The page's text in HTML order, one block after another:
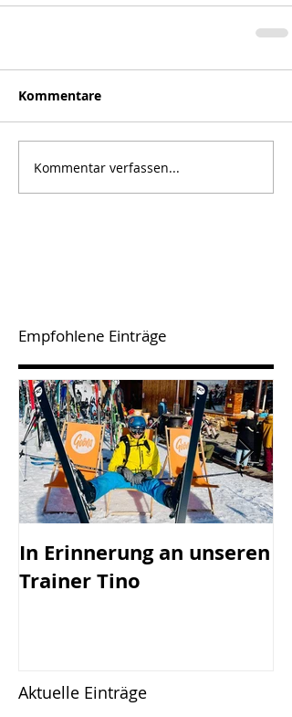
Kommentare
Kommentar verfassen...
Empfohlene Einträge
In Erinnerung an unseren
Trainer Tino
Aktuelle Einträge